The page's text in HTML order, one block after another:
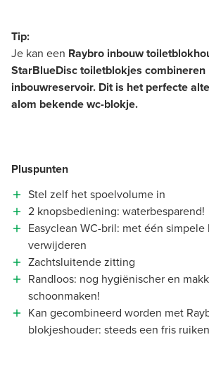
Tip:
Je kan een Raybro inbouw
StarBlueDisc toiletblokjes combineren
inbouwreservoir. Dit is het perfecte
alom bekende wc-blokje.
Pluspunten
Stel zelf het spoelvolume in
2 knopsbediening: waterbesparend!
Easyclean WC-bril: met één
verwijderen
Zachtsluitende zitting
Randloos: nog hygiënischer en
schoonmaken!
Kan gecombineerd worden met
blokjeshouder: steeds een fris